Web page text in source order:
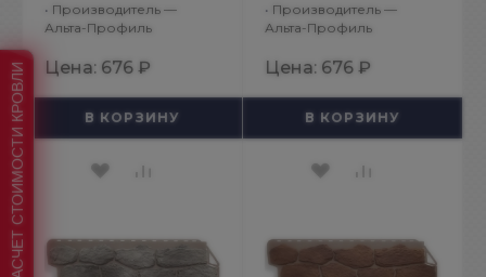
• Производитель —
Альта-Профиль
Цена: 676 ₽
В КОРЗИНУ
• Производитель —
Альта-Профиль
Цена: 676 ₽
В КОРЗИНУ
РАСЧЕТ СТОИМОСТИ КРОВЛИ